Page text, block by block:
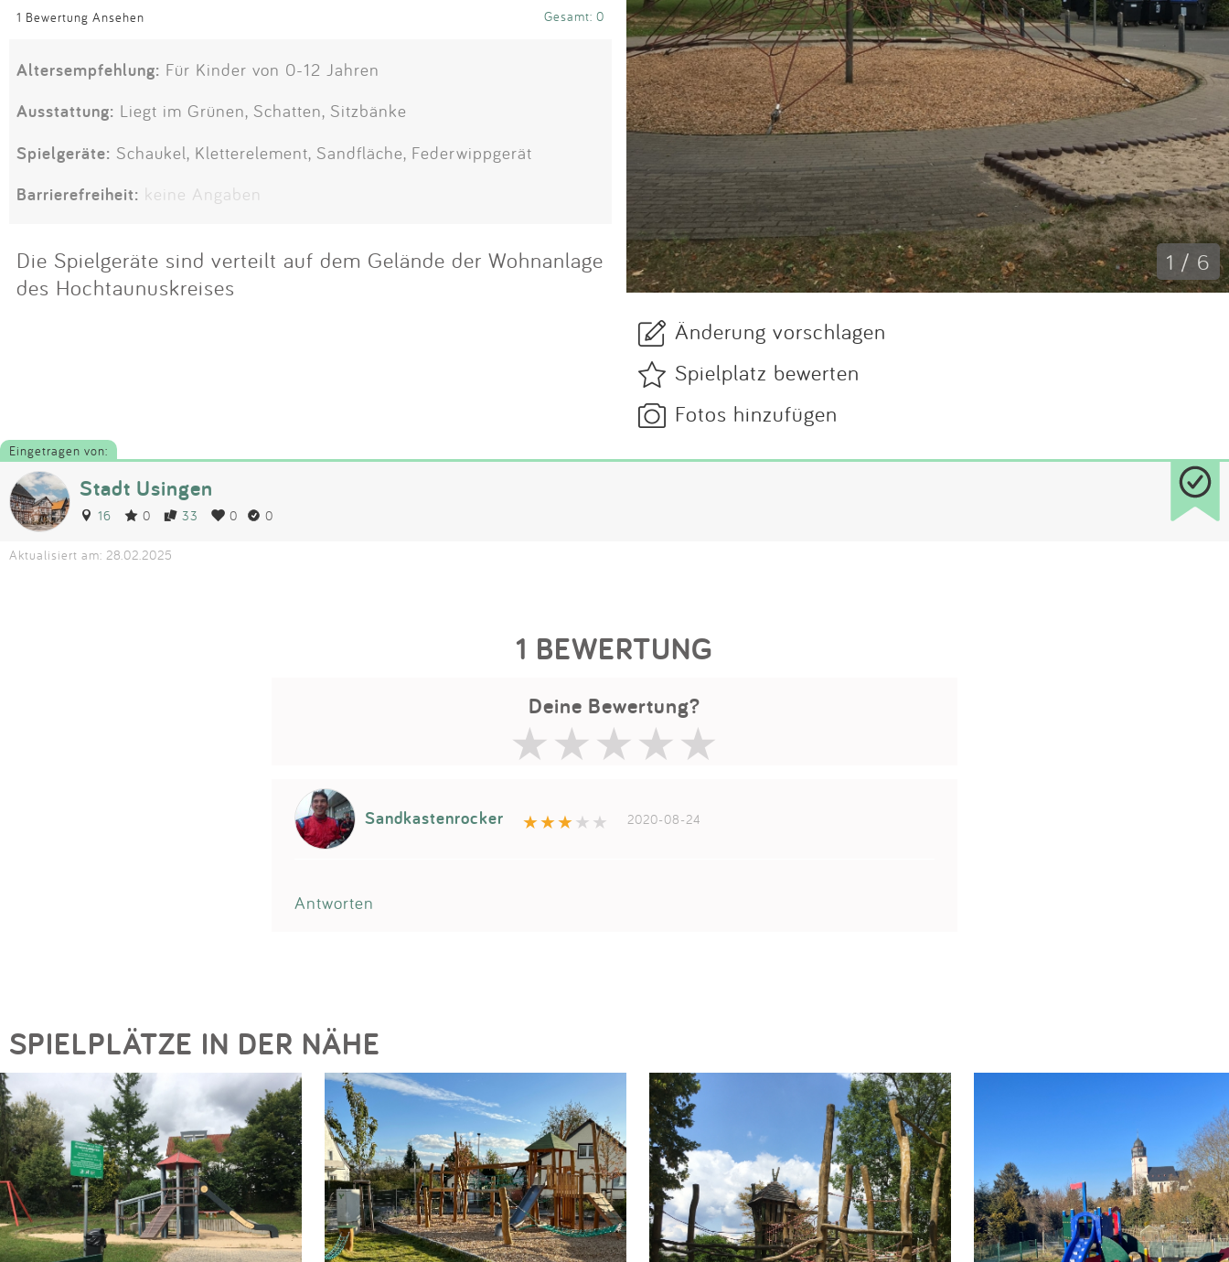
1 Bewertung Ansehen Gesamt: 0
Altersempfehlung: Für Kinder von 0-12 Jahren
Ausstattung: Liegt im Grünen, Schatten, Sitzbänke
Spielgeräte: Schaukel, Kletterelement, Sandfläche, Federwippgerät
Barrierefreiheit: keine Angaben
Die Spielgeräte sind verteilt auf dem Gelände der Wohnanlage
des Hochtaunuskreises
1 / 6
Änderung vorschlagen
Spielplatz bewerten
Fotos hinzufügen
Eingetragen von:
Stadt Usingen
16 0 33 0 0
Aktualisiert am: 28.02.2025
1 BEWERTUNG
Deine Bewertung?
Sandkastenrocker 2020-08-24
Antworten
SPIELPLÄTZE IN DER NÄHE